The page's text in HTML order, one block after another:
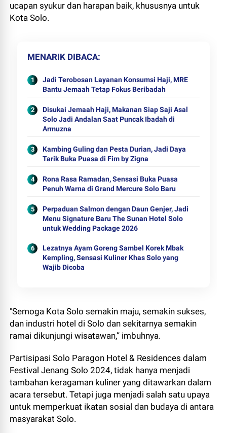
ucapan syukur dan harapan baik, khususnya untuk
Kota Solo.
MENARIK DIBACA
Jadi Terobosan Layanan Konsumsi Haji, MRE
Bantu Jemaah Tetap Fokus Beribadah
Disukai Jemaah Haji, Makanan Siap Saji Asal
Solo Jadi Andalan Saat Puncak Ibadah di
Armuzna
Kambing Guling dan Pesta Durian, Jadi Daya
Tarik Buka Puasa di Fim by Zigna
Rona Rasa Ramadan, Sensasi Buka Puasa
Penuh Warna di Grand Mercure Solo Baru
Perpaduan Salmon dengan Daun Genjer, Jadi
Menu Signature Baru The Sunan Hotel Solo
untuk Wedding Package 2026
Lezatnya Ayam Goreng Sambel Korek Mbak
Kempling, Sensasi Kuliner Khas Solo yang
Wajib Dicoba
"Semoga Kota Solo semakin maju, semakin sukses,
dan industri hotel di Solo dan sekitarnya semakin
ramai dikunjungi wisatawan,” imbuhnya.
Partisipasi Solo Paragon Hotel & Residences dalam
Festival Jenang Solo 2024, tidak hanya menjadi
tambahan keragaman kuliner yang ditawarkan dalam
acara tersebut. Tetapi juga menjadi salah satu upaya
untuk memperkuat ikatan sosial dan budaya di antara
masyarakat Solo.